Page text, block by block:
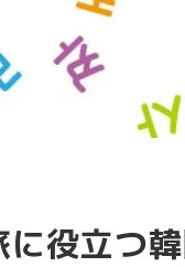
役立つ韓